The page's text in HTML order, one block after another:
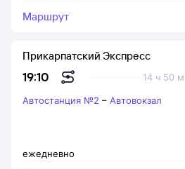
Маршрут
19:10 14 ч 50 м
Прикарпатский Экспресс
ежедневно
Автостанция №2 – Автовокзал